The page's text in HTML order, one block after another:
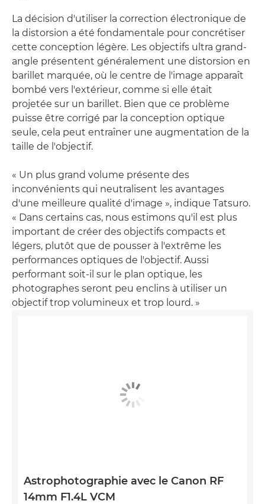
La décision d'utiliser la correction électronique de
la distorsion a été fondamentale pour concrétiser
cette conception légère. Les objectifs ultra grand-
angle présentent généralement une distorsion en
barillet marquée, où le centre de l'image apparaît
bombé vers l'extérieur, comme si elle était
projetée sur un barillet. Bien que ce problème
puisse être corrigé par la conception optique
seule, cela peut entraîner une augmentation de la
taille de l'objectif.
« Un plus grand volume présente des
inconvénients qui neutralisent les avantages
d'une meilleure qualité d'image », indique Tatsuro.
« Dans certains cas, nous estimons qu'il est plus
important de créer des objectifs compacts et
légers, plutôt que de pousser à l'extrême les
performances optiques de l'objectif. Aussi
performant soit-il sur le plan optique, les
photographes seront peu enclins à utiliser un
objectif trop volumineux et trop lourd. »
Astrophotographie avec le Canon RF
14mm F1.4L VCM